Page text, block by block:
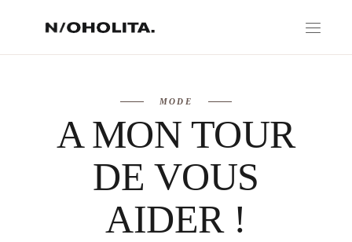
MODE
A MON TOUR
DE VOUS
AIDER !